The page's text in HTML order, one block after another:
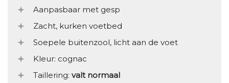
Aanpasbaar met gesp
Zacht, kurken voetbed
Soepele buitenzool, licht aan de voet
Kleur: cognac
Taillering: valt normaal